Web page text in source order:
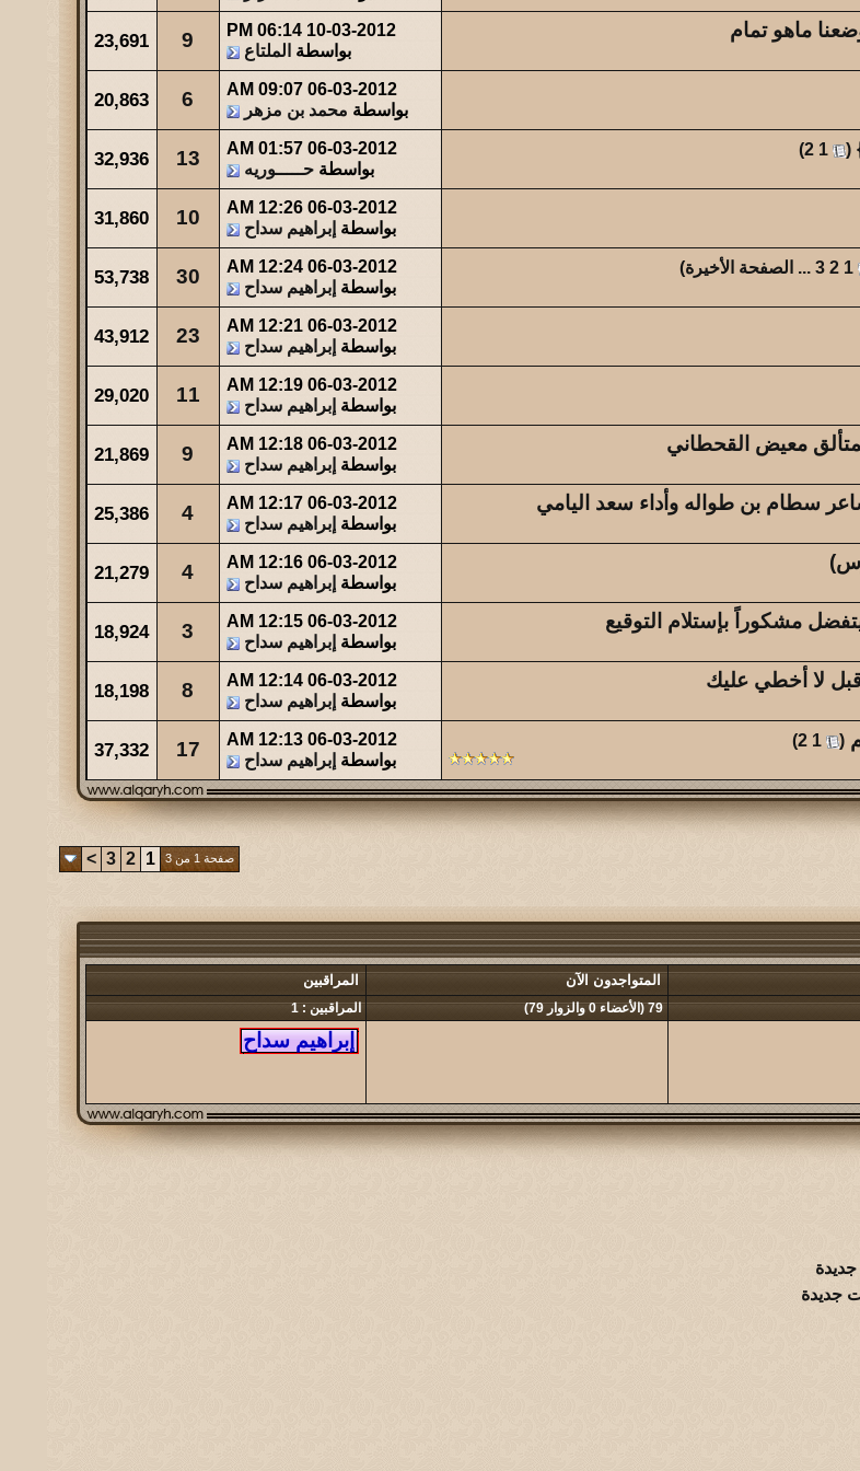
ماهو تمام 10-03-2012
06:14 PM
بواسطة الملتاع 9
23,691
06-03-2012
09:07 AM
بواسطة محمد بن مزهر 6
20,863
‏
(
1
2
)
06-03-2012
01:57 AM
بواسطةحـــــوريه 13
32,936
06-03-2012
12:26 AM
بواسطة إبراهيم سداح 10
31,860
1
2
3
... الصفحة الأخيرة)
06-03-2012
12:24 AM
بواسطة إبراهيم سداح 30
53,738
06-03-2012
12:21 AM
بواسطة إبراهيم سداح 23
43,912
06-03-2012
12:19 AM
بواسطة إبراهيم سداح 11
29,020
معيض القحطاني 06-03-2012
12:18 AM
بواسطة إبراهيم سداح 9
21,869
سطام بن طواله وأداء سعد اليامي 06-03-2012
12:17 AM
بواسطة إبراهيم سداح 4
25,386
06-03-2012
12:16 AM
بواسطة إبراهيم سداح 4
21,279
مشكوراً بإستلام التوقيع 06-03-2012
12:15 AM
بواسطة إبراهيم سداح 3
18,924
لا أخطي عليك 06-03-2012
12:14 AM
بواسطة إبراهيم سداح 8
18,198
‏
(
1
2
)
06-03-2012
12:13 AM
بواسطة إبراهيم سداح 17
37,332
صفحة 1 من 3 1
2
3
>
المتواجدون الآن المراقبين
79 (الأعضاء 0 والزوار 79) المراقبين : 1
جديدة